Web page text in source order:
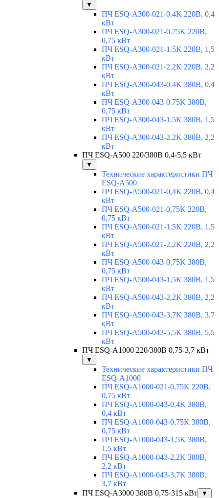
▼
ПЧ ESQ-A300-021-0.4K 220В, 0,4
кВт
ПЧ ESQ-A300-021-0.75K 220В,
0,75 кВт
ПЧ ESQ-A300-021-1.5K 220В, 1,5
кВт
ПЧ ESQ-A300-021-2.2K 220В, 2,2
кВт
ПЧ ESQ-A300-043-0.4K 380В, 0,4
кВт
ПЧ ESQ-A300-043-0.75K 380В,
0,75 кВт
ПЧ ESQ-A300-043-1.5K 380В, 1,5
кВт
ПЧ ESQ-A300-043-2.2K 380В, 2,2
кВт
ПЧ ESQ-A500 220/380В 0,4-5,5 кВт
▼
Технические характеристики ПЧ
ESQ-A500
ПЧ ESQ-A500-021-0,4K 220В, 0,4
кВт
ПЧ ESQ-A500-021-0,75K 220В,
0,75 кВт
ПЧ ESQ-A500-021-1,5K 220В, 1,5
кВт
ПЧ ESQ-A500-021-2,2K 220В, 2,2
кВт
ПЧ ESQ-A500-043-0,75K 380В,
0,75 кВт
ПЧ ESQ-A500-043-1,5K 380В, 1,5
кВт
ПЧ ESQ-A500-043-2,2K 380В, 2,2
кВт
ПЧ ESQ-A500-043-3,7K 380В, 3,7
кВт
ПЧ ESQ-A500-043-5,5K 380В, 5,5
кВт
ПЧ ESQ-A1000 220/380В 0,75-3,7 кВт
▼
Технические характеристики ПЧ
ESQ-A1000
ПЧ ESQ-A1000-021-0,75K 220В,
0,75 кВт
ПЧ ESQ-A1000-043-0,4K 380В,
0,4 кВт
ПЧ ESQ-A1000-043-0,75K 380В,
0,75 кВт
ПЧ ESQ-A1000-043-1,5K 380В,
1,5 кВт
ПЧ ESQ-A1000-043-2,2K 380В,
2,2 кВт
ПЧ ESQ-A1000-043-3,7K 380В,
3,7 кВт
ПЧ ESQ-A3000 380В 0,75-315 кВт
▼